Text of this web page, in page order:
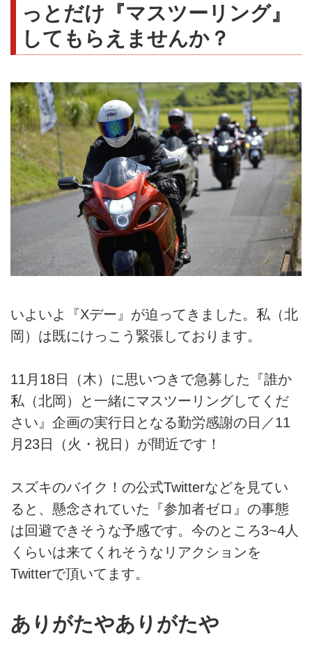
っとだけ『マスツーリング』
してもらえませんか？
いよいよ『Xデー』が迫ってきました。私（北
岡）は既にけっこう緊張しております。
11月18日（木）に思いつきで急募した『誰か
私（北岡）と一緒にマスツーリングしてくだ
さい』企画の実行日となる勤労感謝の日／11
月23日（火・祝日）が間近です！
スズキのバイク！の公式Twitterなどを見てい
ると、懸念されていた『参加者ゼロ』の事態
は回避できそうな予感です。今のところ3~4人
くらいは来てくれそうなリアクションを
Twitterで頂いてます。
ありがたやありがたや